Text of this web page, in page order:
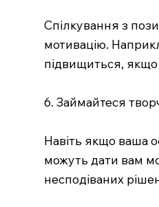
Спілкування з
мотивацію.
підвищиться, якщо
6. Займайтеся
Навіть якщо ваша
можуть дати вам
несподіваних